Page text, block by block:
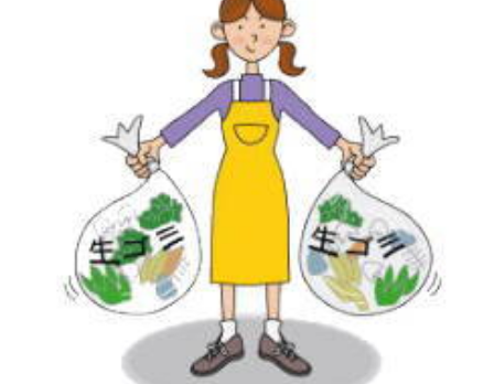
でご活用いただければ幸いです。リサイクルマークンごみ...